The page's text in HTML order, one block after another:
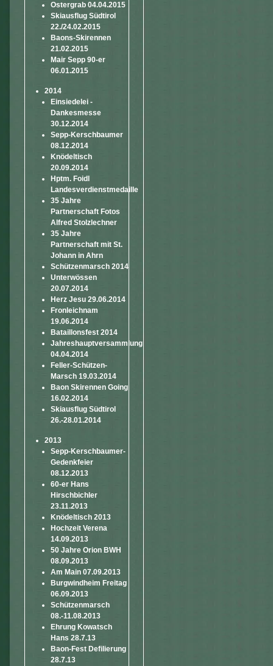
Ostergrab 04.04.2015
Skiausflug Südtirol
22./24.02.2015
Baons-Skirennen
21.02.2015
Mair Sepp 90-er
06.01.2015
2014
Einsiedelei -
Dankesmesse
30.12.2014
Sepp-Kerschbaumer
08.12.2014
Knödeltisch
20.09.2014
Hptm. Foidl
Landesverdienstmedaille
35 Jahre
Partnerschaft Fotos
Alfred Stolzlechner
35 Jahre
Partnerschaft mit St.
Johann in Ahrn
Schützenmarsch 2014
Unterwössen
20.07.2014
Herz Jesu 29.06.2014
Fronleichnam
19.06.2014
Bataillonsfest 2014
Jahreshauptversammlung
04.04.2014
Feller-Schützen-
Marsch 19.03.2014
Baon Skirennen Going
16.02.2014
Skiausflug Südtirol
26.-28.01.2014
2013
Sepp-Kerschbaumer-
Gedenkfeier
08.12.2013
60-er Hans
Hirschbichler
23.11.2013
Knödeltisch 2013
Hochzeit Verena
14.09.2013
50 Jahre Orion BWH
08.09.2013
Am Main 07.09.2013
Burgwindheim Freitag
06.09.2013
Schützenmarsch
08.-11.08.2013
Ehrung Kowatsch
Hans 28.7.13
Baon-Fest Defilierung
28.7.13